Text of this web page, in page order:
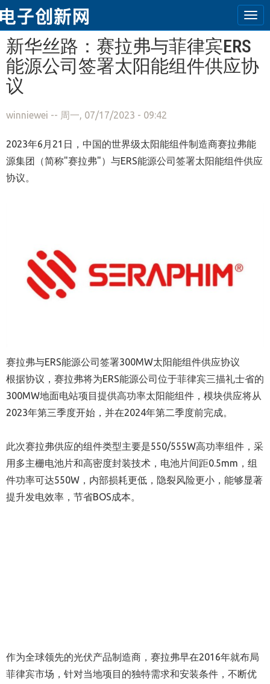
跳转到主要内容
新华丝路：赛拉弗与菲律宾ERS
能源公司签署太阳能组件供应协
议
winniewei -- 周一, 07/17/2023 - 09:42
2023年6月21日，中国的世界级太阳能组件制造商赛拉弗能
源集团（简称"赛拉弗"）与ERS能源公司签署太阳能组件供应
协议。
赛拉弗与ERS能源公司签署300MW太阳能组件供应协议
根据协议，赛拉弗将为ERS能源公司位于菲律宾三描礼士省的
300MW地面电站项目提供高功率太阳能组件，模块供应将从
2023年第三季度开始，并在2024年第二季度前完成。
此次赛拉弗供应的组件类型主要是550/555W高功率组件，采
用多主栅电池片和高密度封装技术，电池片间距0.5mm，组
件功率可达550W，内部损耗更低，隐裂风险更小，能够显著
提升发电效率，节省BOS成本。
作为全球领先的光伏产品制造商，赛拉弗早在2016年就布局
菲律宾市场，针对当地项目的独特需求和安装条件，不断优